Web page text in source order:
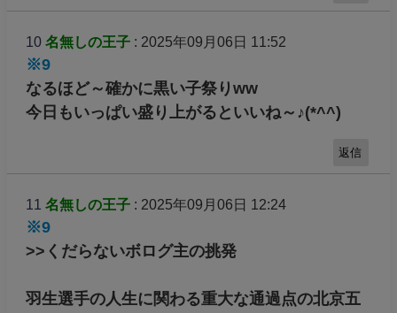
10 名無しの王子: 2025年09月06日 11:52
※9
なるほど～確かに黒い子祭りww
今日もいっぱい盛り上がるといいね～♪(*^^)
返信
11 名無しの王子: 2025年09月06日 12:24
※9
>>くだらないボログ主の挑発
羽生選手の人生に関わる重大な通過点の北京五